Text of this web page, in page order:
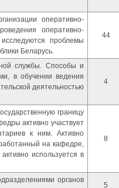
оперативно-
оперативно-
проблемы
Беларусь.
44
службы. Способы и
в обучении ведения
деятельностью
4
границу
активно участвует
к ним. Активно
на кафедре,
используется в
8
органов
5